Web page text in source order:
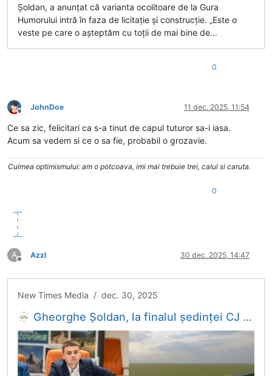
Șoldan, a anunțat că varianta ocolitoare de la Gura
Humorului intră în faza de licitație și construcție. „Este o
veste pe care o așteptăm cu toții de mai bine de...
0
Deconectat
JohnDoe 11 dec. 2025, 11:54
Ce sa zic, felicitari ca s-a tinut de capul tuturor sa-i iasa.
Acum sa vedem si ce o sa fie, probabil o grozavie.
Culmea optimismului: am o potcoava, imi mai trebuie trei, calul si caruta.
0
A
Deconectat
Azzl 30 dec. 2025, 14:47
New Times Media / dec. 30, 2025
Gheorghe Șoldan, la finalul ședinței CJ Suceava: Am o veste extraordinară. Varianta ocolitoare Gura Humorului intră în licitație